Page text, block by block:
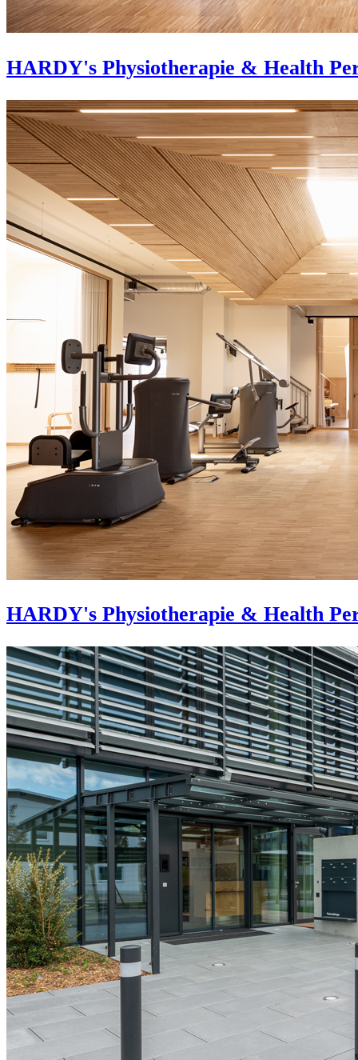
HARDY's Physiotherapie & Health
HARDY's Physiotherapie & Health